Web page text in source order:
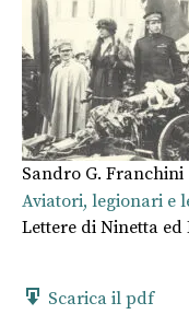
Sandro G. Franchini
Aviatori, legionari e
Lettere di Ninetta ed
Scarica il pdf